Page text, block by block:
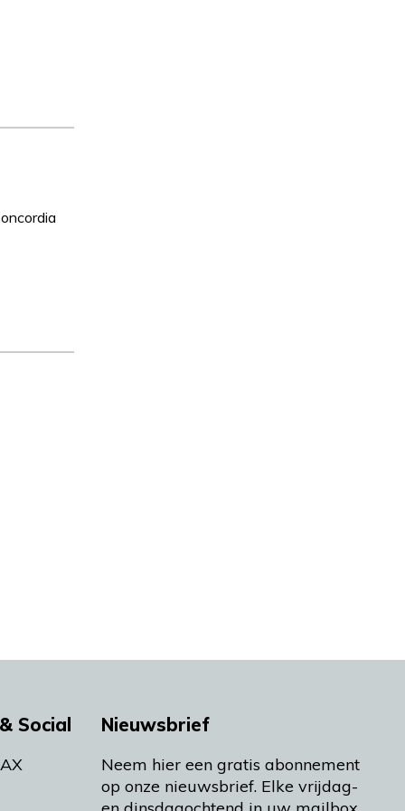
Social Nieuwsbrief
Neem hier een gratis abonnement
op onze nieuwsbrief. Elke vrijdag-